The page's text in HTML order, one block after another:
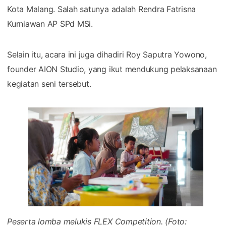
Kota Malang. Salah satunya adalah Rendra Fatrisna
Kurniawan AP SPd MSi.
Selain itu, acara ini juga dihadiri Roy Saputra Yowono,
founder AION Studio, yang ikut mendukung pelaksanaan
kegiatan seni tersebut.
Peserta lomba melukis FLEX Competition. (Foto: